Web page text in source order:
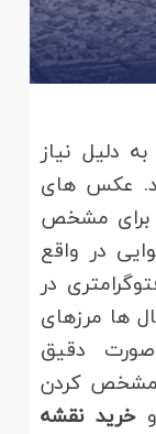
عکس هوایی تهران از سال 1335 به دلیل نیاز
عکس های
هوایی در سال های 1334 تا 1336 برای مشخص
در واقع
در
ها مرزهای
صورت دقیق
مشخص کردن
وخرید نقشه